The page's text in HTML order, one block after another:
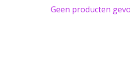
Geen producten